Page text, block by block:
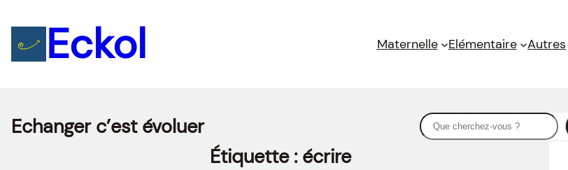
Eckol Maternelle Elémentaire Autres
Echanger c’est évoluer
S
e
Étiquette : écrire